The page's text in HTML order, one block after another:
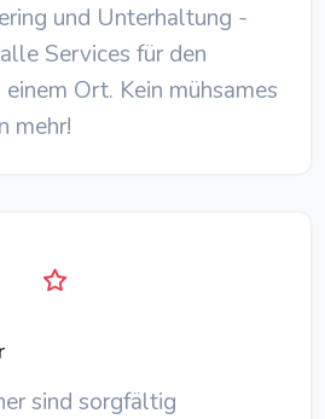
und Unterhaltung -
Services für den
Ort. Kein mühsames
mehr!
sind sorgfältig